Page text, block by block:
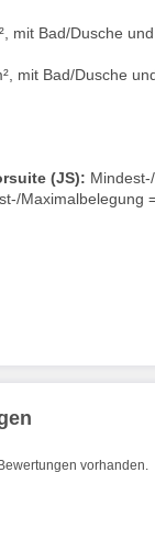
mit Bad/Dusche
mit Bad/Dusche
(JS):
Maximalbelegung
vorhanden.